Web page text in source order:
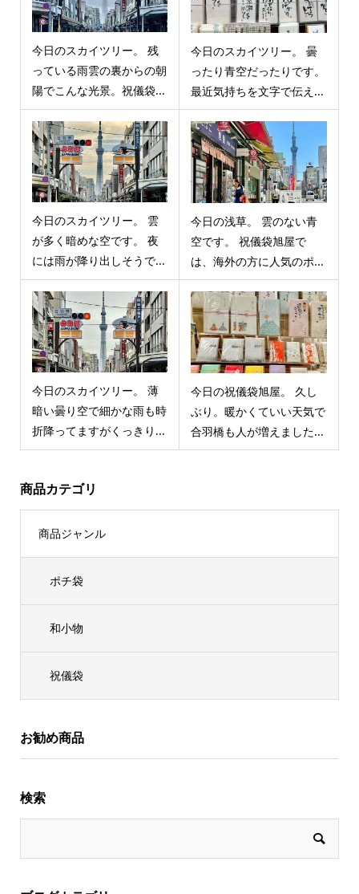
今日のスカイツリー。 残
っている雨雲の裏からの朝
陽でこんな光景。祝儀袋...
今日のスカイツリー。 曇
ったり青空だったりです。
最近気持ちを文字で伝え...
今日のスカイツリー。 雲
が多く暗めな空です。 夜
には雨が降り出しそうで...
今日の浅草。 雲のない青
空です。 祝儀袋旭屋で
は、海外の方に人気のポ...
今日のスカイツリー。 薄
暗い曇り空で細かな雨も時
折降ってますがくっきり...
今日の祝儀袋旭屋。 久し
ぶり。暖かくていい天気で
合羽橋も人が増えました...
商品カテゴリ
商品ジャンル
ポチ袋
和小物
祝儀袋
お勧め商品
検索